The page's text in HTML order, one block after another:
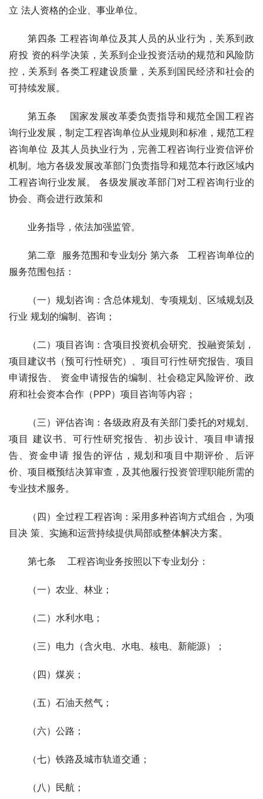
立 法人资格的企业、事业单位。
第四条 工程咨询单位及其人员的从业行为，关系到政
府投 资的科学决策，关系到企业投资活动的规范和风险防
控，关系到 各类工程建设质量，关系到国民经济和社会的
可持续发展。
第五条 国家发展改革委负责指导和规范全国工程咨
询行业发展，制定工程咨询单位从业规则和标准，规范工程
咨询单位 及其人员执业行为，完善工程咨询行业资信评价
机制。地方各级发展改革部门负责指导和规范本行政区域内
工程咨询行业发展。 各级发展改革部门对工程咨询行业的
协会、商会进行政策和
业务指导，依法加强监管。
第二章 服务范围和专业划分 第六条 工程咨询单位的
服务范围包括：
（一）规划咨询：含总体规划、专项规划、区域规划及
行业 规划的编制、咨询；
（二）项目咨询：含项目投资机会研究、投融资策划，
项目建议书（预可行性研究）、项目可行性研究报告、项目
申请报告、 资金申请报告的编制、社会稳定风险评价、政
府和社会资本合作（PPP）项目咨询等内容；
（三）评估咨询：各级政府及有关部门委托的对规划、
项目 建议书、可行性研究报告、初步设计、项目申请报
告、资金申请 报告的评估，规划和项目中期评价、后评
价、项目概预结决算审查，及其他履行投资管理职能所需的
专业技术服务。
（四）全过程工程咨询：采用多种咨询方式组合，为项
目决 策、实施和运营持续提供局部或整体解决方案。
第七条 工程咨询业务按照以下专业划分：
（一）农业、林业；
（二）水利水电；
（三）电力（含火电、水电、核电、新能源）；
（四）煤炭；
（五）石油天然气；
（六）公路；
（七）铁路及城市轨道交通；
（八）民航；